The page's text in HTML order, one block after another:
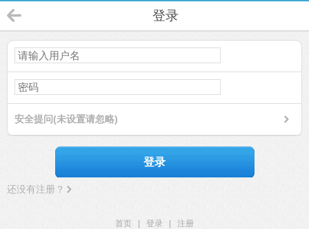
登录
安全提问(未设置请忽略)
登录
还没有注册？
首页 登录
注册